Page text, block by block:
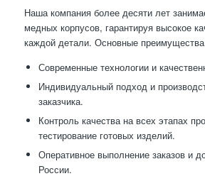
Наша компания более десяти лет
медных корпусов, гарантируя высокое
каждой детали. Основные преимущества
Современные технологии и
Индивидуальный подход и
заказчика.
Контроль качества на всех этапах
тестирование готовых изделий.
Оперативное выполнение заказов и
России.